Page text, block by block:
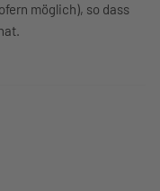
möglich), so dass